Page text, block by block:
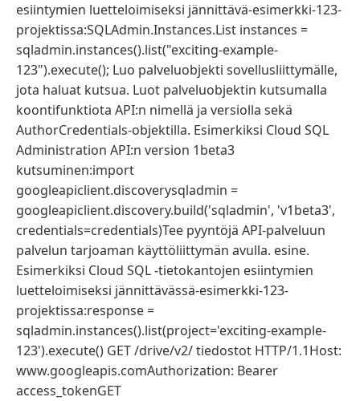
esiintymien luetteloimiseksi jännittävä-esimerkki-123-
projektissa:SQLAdmin.Instances.List instances =
sqladmin.instances().list("exciting-example-
123").execute(); Luo palveluobjekti sovellusliittymälle,
jota haluat kutsua. Luot palveluobjektin kutsumalla
koontifunktiota API:n nimellä ja versiolla sekä
AuthorCredentials-objektilla. Esimerkiksi Cloud SQL
Administration API:n version 1beta3
kutsuminen:import
googleapiclient.discoverysqladmin =
googleapiclient.discovery.build('sqladmin', 'v1beta3',
credentials=credentials)Tee pyyntöjä API-palveluun
palvelun tarjoaman käyttöliittymän avulla. esine.
Esimerkiksi Cloud SQL -tietokantojen esiintymien
luetteloimiseksi jännittävässä-esimerkki-123-
projektissa:response =
sqladmin.instances().list(project='exciting-example-
123').execute() GET /drive/v2/ tiedostot HTTP/1.1Host:
www.googleapis.comAuthorization: Bearer
access_tokenGET